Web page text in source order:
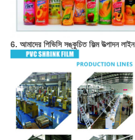
6. আমাদের পিভিসি সঙ্কুচিত ফিল্ম উত্পাদন লাইন